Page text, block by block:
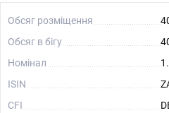
Обсяг розміщення
Обсяг в бігу
Номінал
ISIN
CFI